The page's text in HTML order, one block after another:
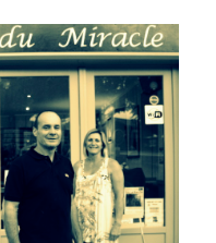
wanneer is beaujolais dag
wanneer is beaujolais
nouveau dag Wat is de dag
van Beaujolais Nouveau wat
is de traditie rond beaujolais
nouveau wat maakt
Beaujolais Nouveau zo
speciaal
wat zijn tannines
witte beaujolais nouveau